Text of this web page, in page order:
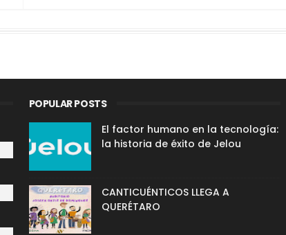
POPULAR POSTS
El factor humano en la tecnología:
la historia de éxito de Jelou
CANTICUÉNTICOS LLEGA A
QUERÉTARO